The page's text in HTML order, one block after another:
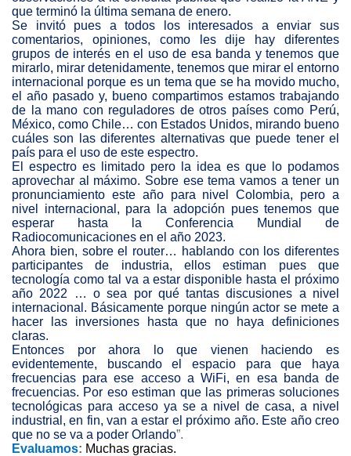
que terminó la última semana de enero.
Se invitó pues a todos los interesados a enviar sus
comentarios, opiniones, como les dije hay diferentes
grupos de interés en el uso de esa banda y tenemos que
mirarlo, mirar detenidamente, tenemos que mirar el entorno
internacional porque es un tema que se ha movido mucho,
el año pasado y, bueno compartimos estamos trabajando
de la mano con reguladores de otros países como Perú,
México, como Chile… con Estados Unidos, mirando bueno
cuáles son las diferentes alternativas que puede tener el
país para el uso de este espectro.
El espectro es limitado pero la idea es que lo podamos
aprovechar al máximo. Sobre ese tema vamos a tener un
pronunciamiento este año para nivel Colombia, pero a
nivel internacional, para la adopción pues tenemos que
esperar hasta la Conferencia Mundial de
Radiocomunicaciones en el año 2023.
Ahora bien, sobre el router… hablando con los diferentes
participantes de industria, ellos estiman pues que
tecnología como tal va a estar disponible hasta el próximo
año 2022 … o sea por qué tantas discusiones a nivel
internacional. Básicamente porque ningún actor se mete a
hacer las inversiones hasta que no haya definiciones
claras.
Entonces por ahora lo que vienen haciendo es
evidentemente, buscando el espacio para que haya
frecuencias para ese acceso a WiFi, en esa banda de
frecuencias. Por eso estiman que las primeras soluciones
tecnológicas para acceso ya se a nivel de casa, a nivel
industrial, en fin, van a estar el próximo año. Este año creo
que no se va a poder Orlando”.
Evaluamos: Muchas gracias.